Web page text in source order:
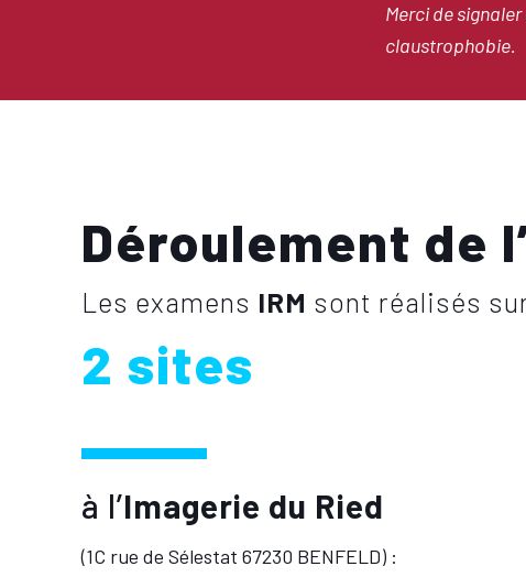
Merci de
claustrophobie.
Déroulement de
Les examens IRM sont réalisés sur
2 sites
à l’Imagerie du Ried
(1C rue de Sélestat 67230 BENFELD) :